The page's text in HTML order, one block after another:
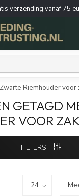
verzending vanaf 75
Zwarte Riemhouder voor
GETAGD
VOOR
FILTERS